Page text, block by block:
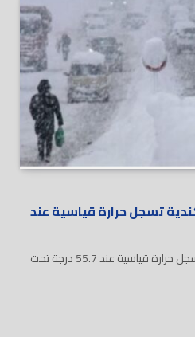
تسجل حرارة قياسية عند
كل شيء يتجمد.. مدينة كندية تسجل حرارة قياسية عند 55.7 درجة تحت